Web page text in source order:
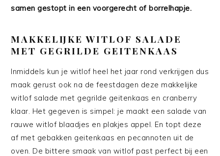
samen gestopt in een voorgerecht of borrelhapje.
MAKKELIJKE WITLOF SALADE
MET GEGRILDE GEITENKAAS
Inmiddels kun je witlof heel het jaar rond verkrijgen dus
maak gerust ook na de feestdagen deze makkelijke
witlof salade met gegrilde geitenkaas en cranberry
klaar. Het gegeven is simpel: je maakt een salade van
rauwe witlof blaadjes en plakjes appel. En topt deze
af met gebakken geitenkaas en pecannoten uit de
oven. De bittere smaak van witlof past perfect bij een